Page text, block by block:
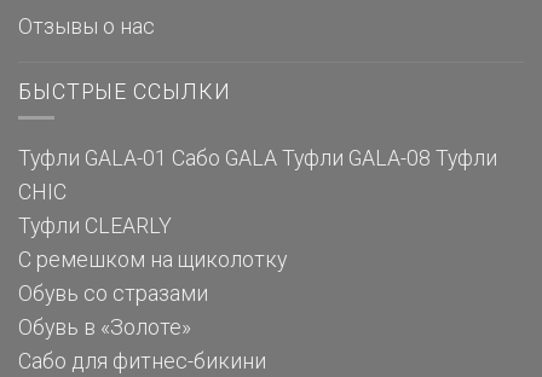
Отзывы о нас
БЫСТРЫЕ ССЫЛКИ
Туфли GALA-01 Сабо GALA Туфли GALA-08 Туфли
CHIC
Туфли CLEARLY
С ремешком на щиколотку
Обувь со стразами
Обувь в «Золоте»
Сабо для фитнес-бикини